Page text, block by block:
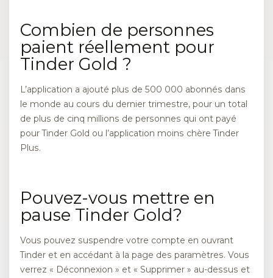
Combien de personnes
paient réellement pour
Tinder Gold ?
L’application a ajouté plus de 500 000 abonnés dans
le monde au cours du dernier trimestre, pour un total
de plus de cinq millions de personnes qui ont payé
pour Tinder Gold ou l’application moins chère Tinder
Plus.
Pouvez-vous mettre en
pause Tinder Gold?
Vous pouvez suspendre votre compte en ouvrant
Tinder et en accédant à la page des paramètres. Vous
verrez « Déconnexion » et « Supprimer » au-dessus et